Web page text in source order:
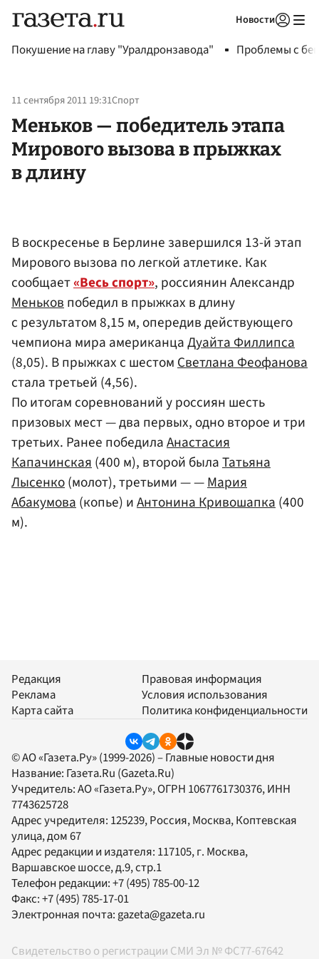
Новости
Покушение на главу "Уралдронзавода" Проблемы с
11 сентября 2011 19:31Спорт
Меньков — победитель этапа
Мирового вызова в прыжках
в длину
В воскресенье в Берлине завершился 13-й этап
Мирового вызова по легкой атлетике. Как
сообщает«Весь спорт», россиянин Александр
Меньковпобедил в прыжках в длину
с результатом 8,15 м, опередив действующего
чемпиона мира американцаДуайта Филлипса
(8,05). В прыжках с шестомСветлана Феофанова
стала третьей (4,56).
По итогам соревнований у россиян шесть
призовых мест — два первых, одно второе и три
третьих. Ранее победилаАнастасия
Капачинская(400 м), второй былаТатьяна
Лысенко(молот), третьими — —Мария
Абакумова(копье) иАнтонина Кривошапка(400
м).
Редакция
Реклама
Карта сайта
Правовая информация
Условия использования
Политика конфиденциальности
© АО «Газета.Ру» (1999-2026) – Главные новости дня
Название: Газета.Ru (Gazeta.Ru)
Учредитель:АО «Газета.Ру», ОГРН 1067761730376, ИНН
7743625728
Адрес учредителя: 125239, Россия, Москва, Коптевская
улица, дом 67
Адрес редакции и издателя: 117105, г. Москва,
Варшавское шоссе, д.9, стр.1
Телефон редакции:+7 (495) 785-00-12
Факс:+7 (495) 785-17-01
Электронная почта:gazeta@gazeta.ru
Свидетельство о регистрации СМИ Эл № ФС77-67642